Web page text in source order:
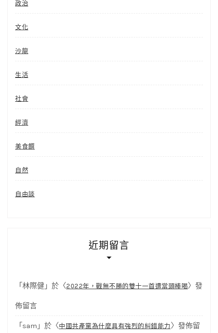
政治
文化
沙龍
生活
社會
經濟
美食饌
自然
自由談
近期留言
「 林際健 」於〈2022年，戰無不勝的雙十一首遭當頭棒喝〉發
佈留言
「 sam 」於〈中國共產黨為什麼具有強烈的糾錯能力 〉發佈留